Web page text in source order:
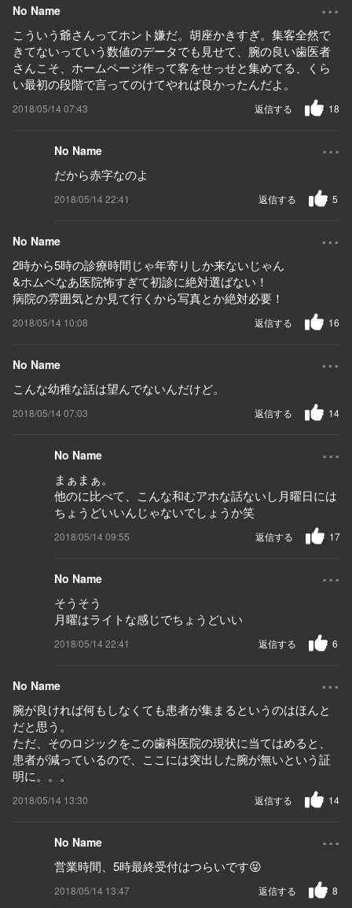
No Name
こういう爺さんってホント嫌だ。胡座かきすぎ。集客全然で
きてないっていう数値のデータでも見せて、腕の良い歯医者
さんこそ、ホームページ作って客をせっせと集めてる、くら
い最初の段階で言ってのけてやれば良かったんだよ。
2018/05/14 07:43 18
返信する
No Name ...
だから赤字なのよ
2018/05/14 22:41 5
返信する
No Name ...
2時から5時の診療時間じゃ年寄りしか来ないじゃん
&ホムペなあ医院怖すぎて初診に絶対選ばない！
病院の雰囲気とか見て行くから写真とか絶対必要！
2018/05/14 10:08 16
返信する
No Name ...
こんな幼稚な話は望んでないんだけど。
2018/05/14 07:03 14
返信する
No Name ...
まぁまぁ。
他のに比べて、こんな和むアホな話ないし月曜日には
ちょうどいいんじゃないでしょうか笑
2018/05/14 09:55 17
返信する
No Name ...
そうそう
月曜はライトな感じでちょうどいい
2018/05/14 22:41 6
返信する
No Name ...
腕が良ければ何もしなくても患者が集まるというのはほんと
だと思う。
ただ、そのロジックをこの歯科医院の現状に当てはめると、
患者が減っているので、ここには突出した腕が無いという証
明に。。。
2018/05/14 13:30 14
返信する
No Name ...
営業時間、5時最終受付はつらいです😝
2018/05/14 13:47 8
返信する